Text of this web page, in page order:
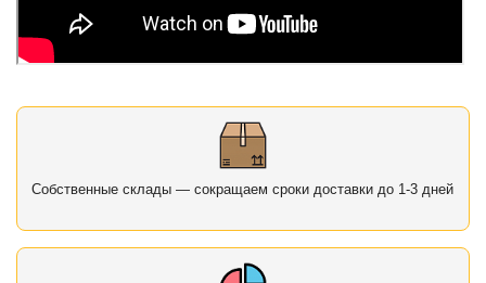
Собственные склады — сокращаем сроки доставки до 1-3 дней